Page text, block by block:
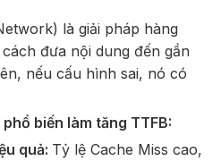
là giải pháp hàng
đưa nội dung đến gần
nếu cấu hình sai, nó có
biến làm tăng TTFB:
quả: Tỷ lệ Cache Miss cao,